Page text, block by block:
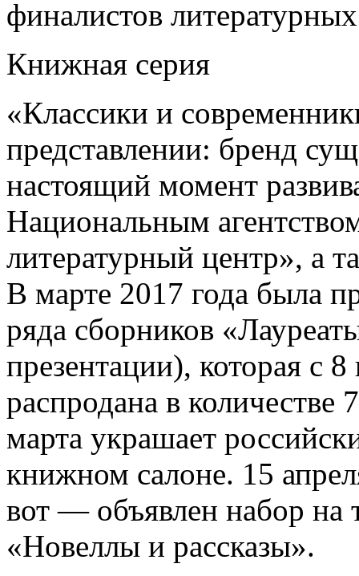
финалистов
Книжная серия
«Классики и
представлении: бренд
настоящий момент
Национальным
литературный центр», а
В марте 2017 года была
ряда сборников
презентации), которая с
распродана в количестве
марта украшает
книжном салоне. 15
вот — объявлен набор
«Новеллы и рассказы».